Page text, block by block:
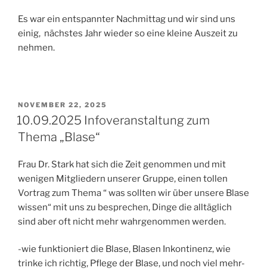
Es war ein entspannter Nachmittag und wir sind uns
einig, nächstes Jahr wieder so eine kleine Auszeit zu
nehmen.
VERÖFFENTLICHT
AM
NOVEMBER 22, 2025
10.09.2025 Infoveranstaltung zum
Thema „Blase“
Frau Dr. Stark hat sich die Zeit genommen und mit
wenigen Mitgliedern unserer Gruppe, einen tollen
Vortrag zum Thema “ was sollten wir über unsere Blase
wissen“ mit uns zu besprechen, Dinge die alltäglich
sind aber oft nicht mehr wahrgenommen werden.
-wie funktioniert die Blase, Blasen Inkontinenz, wie
trinke ich richtig, Pflege der Blase, und noch viel mehr-